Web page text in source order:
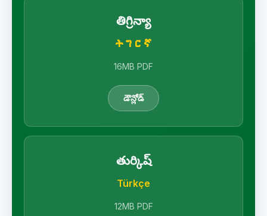
తిగ్రిన్యా
ትግርኛ
16MB PDF
డౌన్లోడ్
తుర్కిష్
Türkçe
12MB PDF